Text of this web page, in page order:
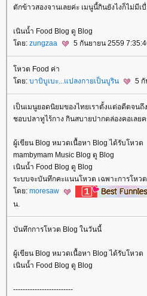
ตักข้าวสองจานเลยค่ะ เมนูนี้กินยังไงก็ไม่มีเบื่
เนินน้ำ Food Blog ดู Blog
ดย: zungzaa 5 กันยายน 2559
หวต Food ค่า
ดย: บาบิบูเบะ...แปลงกายเป็นบูริน 5 กั
เป็นเมนูยอดนิยมของไทยเราตั้งแต่อดีตจนถึ
ชอบปลาทูไร้กาง กินสบายปากตล่องคอเลย
ผู้เขียน Blog หมวดเนื้อหา Blog ได้รับโหวต
mambymam Music Blog ดู Blog
เนินน้ำ Food Blog ดู Blog
ระบบจะบันทึกคะแนนโหวต เฉพาะการโหว
ดย: moresaw
น.
บันทึกการโหวต Blog ในวันนี้
ผู้เขียน Blog หมวดเนื้อหา Blog ได้รับโหวต
เนินน้ำ Food Blog ดู Blog
-------------------------